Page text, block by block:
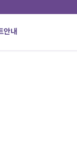
안내